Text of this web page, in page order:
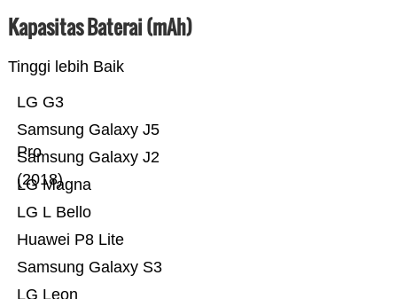
Kapasitas Baterai (mAh)
Tinggi lebih Baik
LG Leon
Samsung Galaxy S3
Huawei P8 Lite
LG L Bello
LG Magna
Samsung Galaxy J2
(2018)
Samsung Galaxy J5
Pro
LG G3